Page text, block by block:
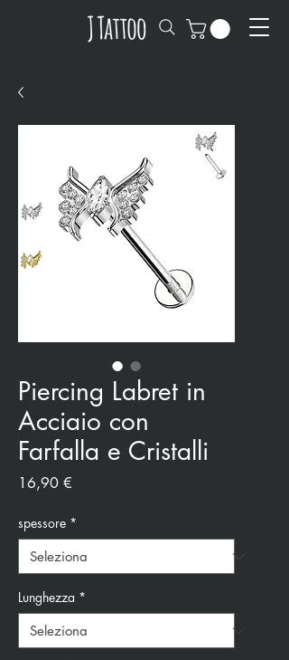
Piercing Labret in
Acciaio con
Farfalla e Cristalli
16,90 €
spessore *
Lunghezza *